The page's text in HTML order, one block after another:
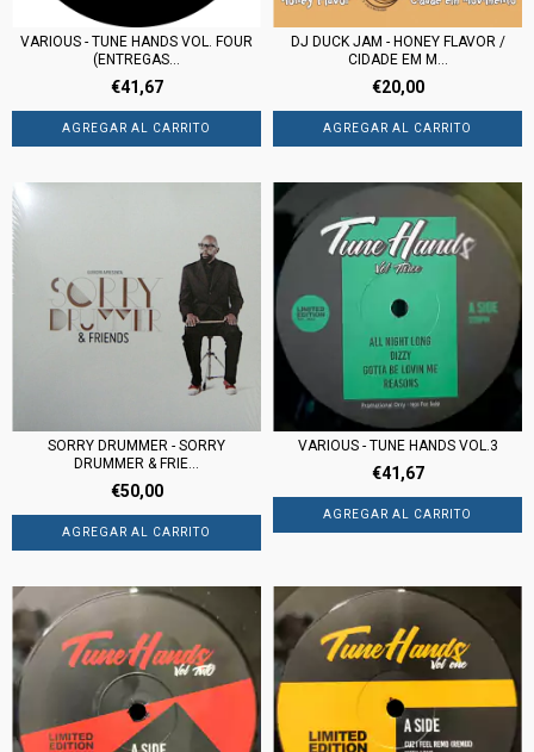
VARIOUS - TUNE HANDS VOL. FOUR
(ENTREGAS...
€41,67
DJ DUCK JAM - HONEY FLAVOR /
CIDADE EM M...
€20,00
SORRY DRUMMER - SORRY
DRUMMER & FRIE...
€50,00
VARIOUS - TUNE HANDS VOL.3
€41,67